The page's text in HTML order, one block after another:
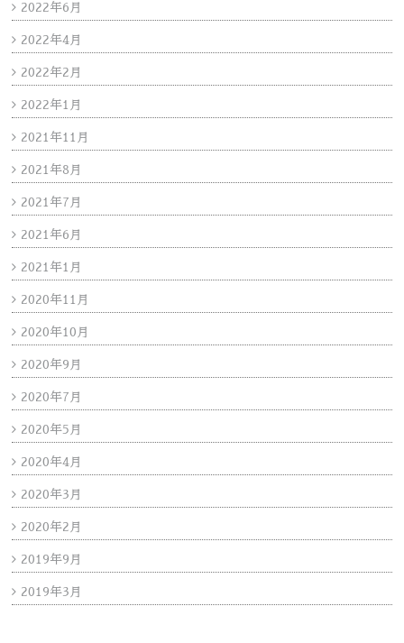
2022年6月
2022年4月
2022年2月
2022年1月
2021年11月
2021年8月
2021年7月
2021年6月
2021年1月
2020年11月
2020年10月
2020年9月
2020年7月
2020年5月
2020年4月
2020年3月
2020年2月
2019年9月
2019年3月